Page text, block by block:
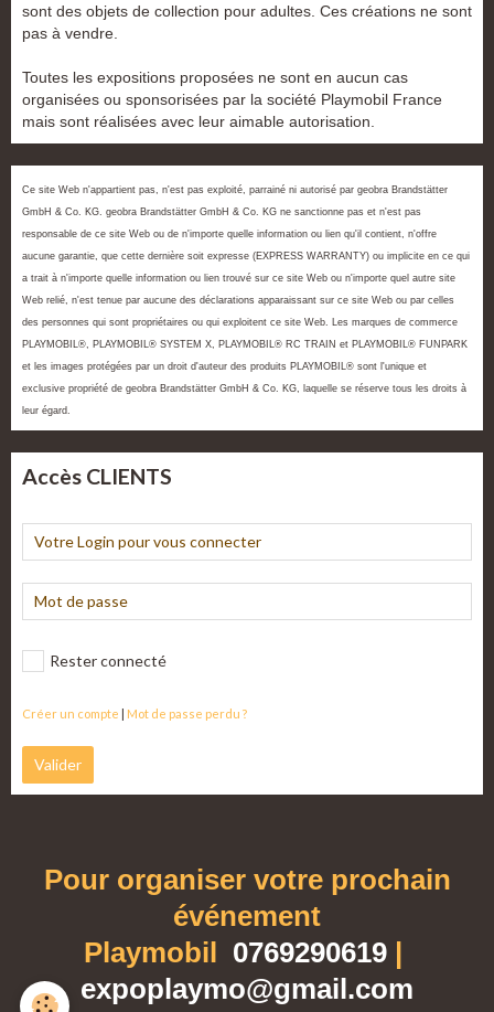
sont des objets de collection pour adultes. Ces créations ne sont
pas à vendre.
Toutes les expositions proposées ne sont en aucun cas
organisées ou sponsorisées par la société Playmobil France
mais sont réalisées avec leur aimable autorisation.
Ce site Web n'appartient pas, n'est pas exploité, parrainé ni autorisé par geobra Brandstätter
GmbH & Co. KG. geobra Brandstätter GmbH & Co. KG ne sanctionne pas et n'est pas
responsable de ce site Web ou de n'importe quelle information ou lien qu'il contient, n'offre
aucune garantie, que cette dernière soit expresse (EXPRESS WARRANTY) ou implicite en ce qui
a trait à n'importe quelle information ou lien trouvé sur ce site Web ou n'importe quel autre site
Web relié, n'est tenue par aucune des déclarations apparaissant sur ce site Web ou par celles
des personnes qui sont propriétaires ou qui exploitent ce site Web. Les marques de commerce
PLAYMOBIL®, PLAYMOBIL® SYSTEM X, PLAYMOBIL® RC TRAIN et PLAYMOBIL® FUNPARK
et les images protégées par un droit d'auteur des produits PLAYMOBIL® sont l'unique et
exclusive propriété de geobra Brandstätter GmbH & Co. KG, laquelle se réserve tous les droits à
leur égard.
Accès CLIENTS
Rester connecté
Créer un compte | Mot de passe perdu ?
Valider
Pour organiser votre prochain
événement
Playmobil 0769290619 |
expoplaymo@gmail.com